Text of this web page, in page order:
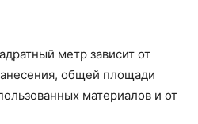
метр зависит от
общей площади
материалов и от